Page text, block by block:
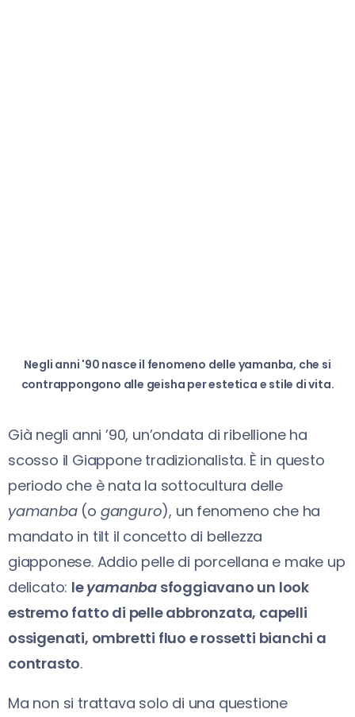
Negli anni '90 nasce il fenomeno delle yamanba, che si
contrappongono alle geisha per estetica e stile di vita.
Già negli anni ’90, un’ondata di ribellione ha
scosso il Giappone tradizionalista. È in questo
periodo che è nata la sottocultura delle
yamanba(o ganguro), un fenomeno che ha
mandato in tilt il concetto di bellezza
giapponese. Addio pelle di porcellana e make up
delicato: leyamanba sfoggiavano un look
estremo fatto di pelle abbronzata, capelli
ossigenati, ombretti fluo e rossetti bianchi a
contrasto.
Ma non si trattava solo di una questione